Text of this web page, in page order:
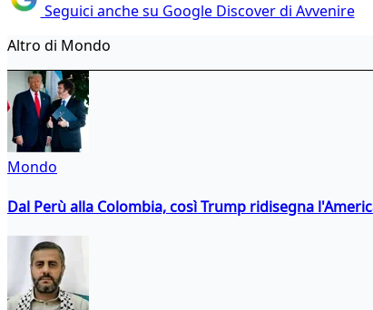
Seguici anche su Google Discover di Avvenire
Altro di Mondo
Mondo
Dal Perù alla Colombia, così Trump ridisegna